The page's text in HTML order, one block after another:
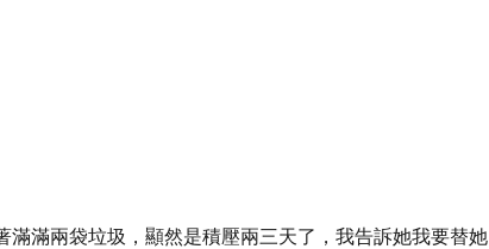
滿滿兩袋垃圾，顯然是積壓兩三天了，我告訴她我要替她